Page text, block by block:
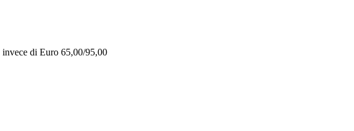
di Euro 65,00/95,00